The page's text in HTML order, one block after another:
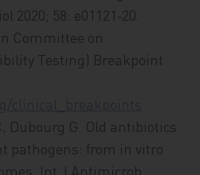
2020; 58: e01121‑20.
Committee on
Testing) Breakpoint
Dubourg G. Old antibiotics
pathogens: from in vitro
Int J Antimicrob